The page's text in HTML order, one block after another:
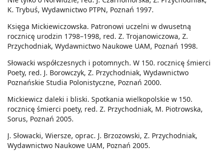
K. Trybuś, Wydawnictwo PTPN, Poznań 1997.
Księga Mickiewiczowska. Patronowi uczelni w dwusetną
rocznicę urodzin 1798–1998, red. Z. Trojanowiczowa, Z.
Przychodniak, Wydawnictwo Naukowe UAM, Poznań 1998.
Słowacki współczesnych i potomnych. W 150. rocznicę śmierci
Poety, red. J. Borowczyk, Z. Przychodniak, Wydawnictwo
Poznańskie Studia Polonistyczne, Poznań 2000.
Mickiewicz daleki i bliski. Spotkania wielkopolskie w 150.
rocznicę śmierci poety, red. Z. Przychodniak, M. Piotrowska,
Sorus, Poznań 2005.
J. Słowacki, Wiersze, oprac. J. Brzozowski, Z. Przychodniak,
Wydawnictwo Naukowe UAM, Poznań 2005.